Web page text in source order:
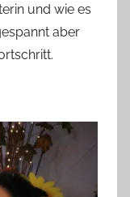
und wie es
aber